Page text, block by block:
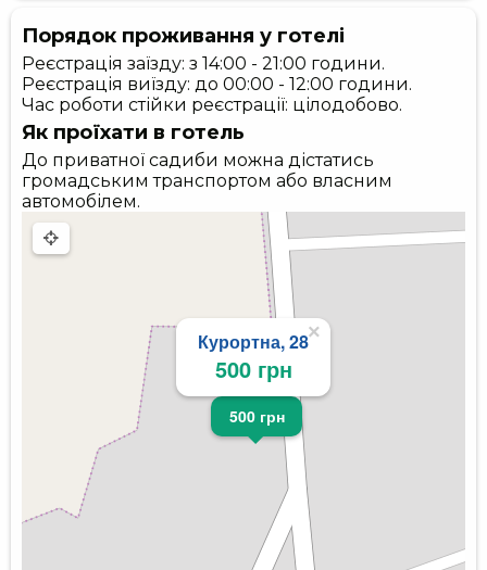
Порядок проживання у готелі
Реєстрація заїзду: з 14:00 - 21:00 години.
Реєстрація виїзду: до 00:00 - 12:00 години.
Час роботи стійки реєстрації: цілодобово.
Як проїхати в готель
До приватної садиби можна дістатись
громадським транспортом або власним
автомобілем.
500 грн
Курортна, 28
500 грн
×